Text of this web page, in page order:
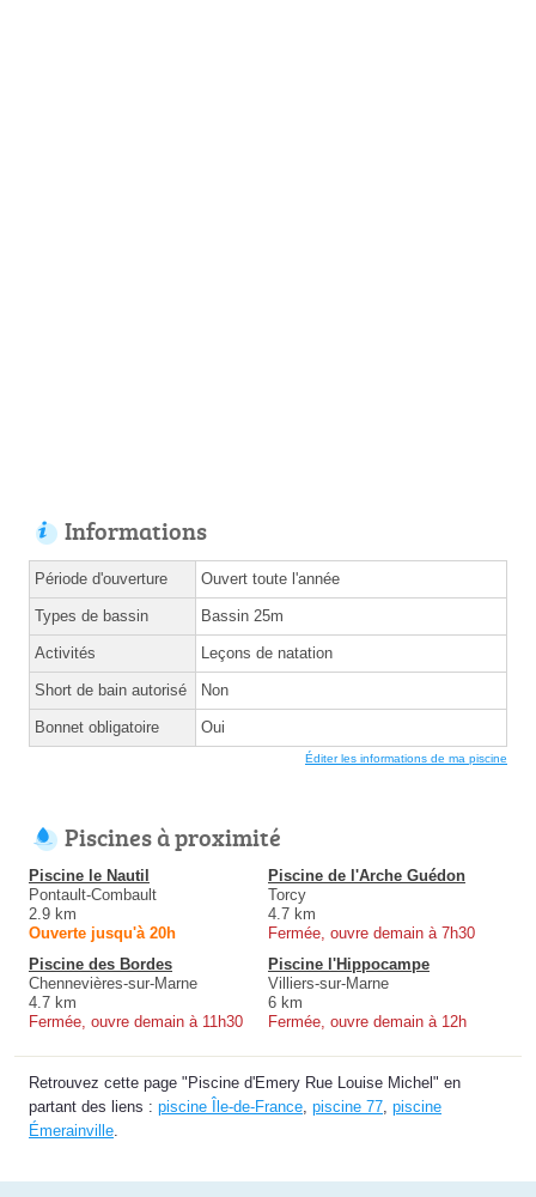
Informations
Période d'ouverture Ouvert toute l'année
Types de bassin Bassin 25m
Activités Leçons de natation
Short de bain autorisé Non
Bonnet obligatoire Oui
Éditer les informations de ma piscine
Piscines à proximité
Piscine le Nautil
Pontault-Combault
2.9 km
Ouverte jusqu'à 20h
Piscine de l'Arche Guédon
Torcy
4.7 km
Fermée, ouvre demain à 7h30
Piscine des Bordes
Chennevières-sur-Marne
4.7 km
Fermée, ouvre demain à 11h30
Piscine l'Hippocampe
Villiers-sur-Marne
6 km
Fermée, ouvre demain à 12h
Retrouvez cette page "Piscine d'Emery Rue Louise Michel" en
partant des liens : piscine Île-de-France piscine 77 piscine
Émerainville